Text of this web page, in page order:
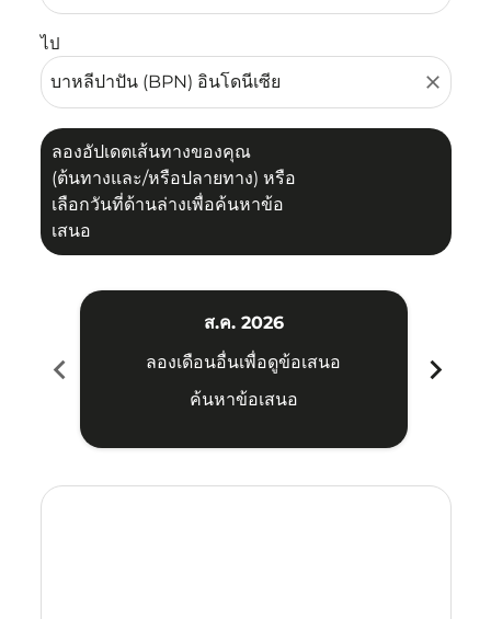
ไป
close
ลองอัปเดตเส้นทางของคุณ
(ต้นทางและ/หรือปลายทาง) หรือ
เลือกวันที่ด้านล่างเพื่อค้นหาข้อ
เสนอ
chevron_left
ส.ค. 2026
ลองเดือนอื่นเพื่อดูข้อเสนอ
ค้นหาข้อเสนอ
chevron_right